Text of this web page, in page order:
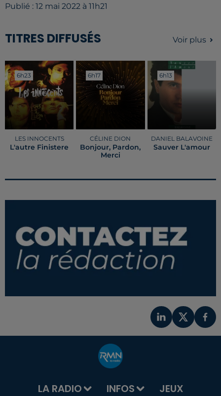
Publié : 12 mai 2022 à 11h21
TITRES DIFFUSÉS Voir plus
6h23
6h23
LES INNOCENTS
L'autre Finistere
6h17
6h17
CÉLINE DION
Bonjour, Pardon,
Merci
6h13
6h13
DANIEL BALAVOINE
Sauver L'amour
LA RADIO INFOS JEUX